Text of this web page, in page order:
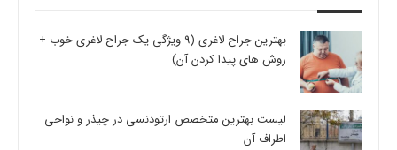
بهترین جراح لاغری (9 ویژگی یک جراح لاغری خوب +
روش های پیدا کردن آن)
لیست بهترین متخصص ارتودنسی در چیذر و نواحی
اطراف آن